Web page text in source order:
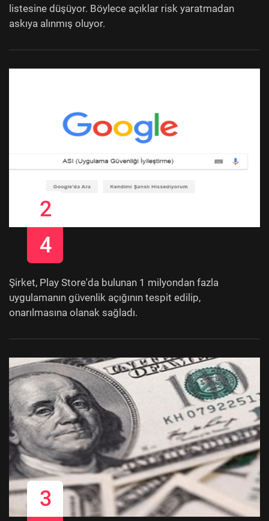
listesine düşüyor. Böylece açıklar risk yaratmadan
askıya alınmış oluyor.
2
4
Şirket, Play Store'da bulunan 1 milyondan fazla
uygulamanın güvenlik açığının tespit edilip,
onarılmasına olanak sağladı.
3